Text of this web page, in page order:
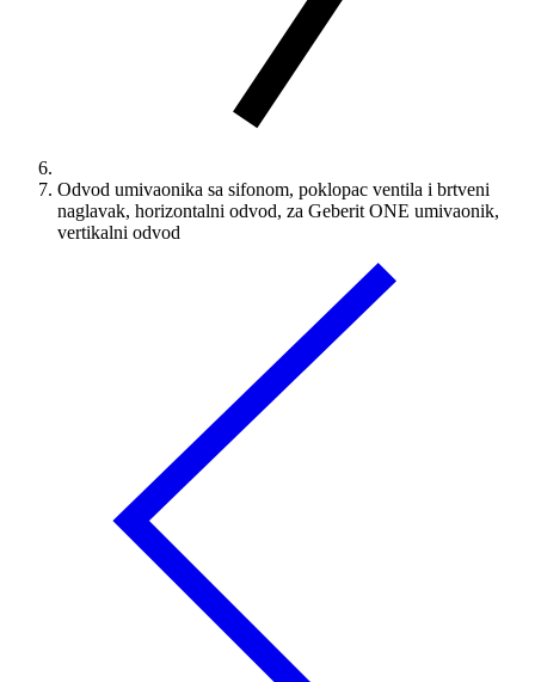
Odvod umivaonika sa sifonom, poklopac ventila i brtveni
naglavak, horizontalni odvod, za Geberit ONE umivaonik,
vertikalni odvod